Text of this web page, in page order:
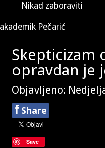
Nikad zaboraviti
akademik Pečarić
Skepticizam
opravdan je
Objavljeno:
f Share
Save